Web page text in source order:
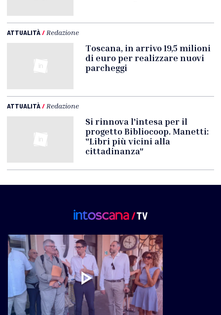
ATTUALITÀ/ Redazione
Toscana, in arrivo 19,5 milioni
di euro per realizzare nuovi
parcheggi
ATTUALITÀ/ Redazione
Si rinnova l'intesa per il
progetto Bibliocoop. Manetti:
"Libri più vicini alla
cittadinanza"